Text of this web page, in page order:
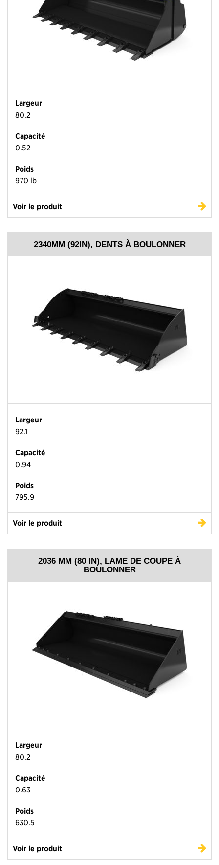
Largeur
80.2
Capacité
0.52
Poids
970 lb
Voir le produit
2340MM (92IN), DENTS À BOULONNER
Largeur
92.1
Capacité
0.94
Poids
795.9
Voir le produit
2036 MM (80 IN), LAME DE COUPE À
BOULONNER
Largeur
80.2
Capacité
0.63
Poids
630.5
Voir le produit